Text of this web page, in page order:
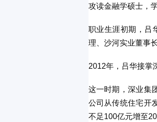
攻读金融学硕士，
职业生涯初期，吕
理、沙河实业董事
2012年，吕华接掌
这一时期，深业集
公司从传统住宅开
不足100亿元增至